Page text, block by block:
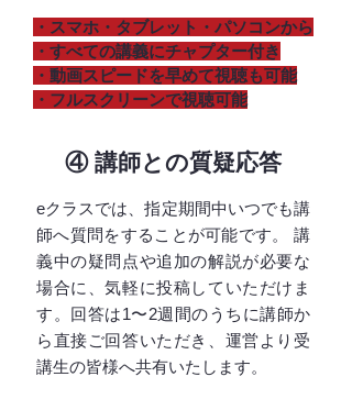
・スマホ・タブレット・パソコンから
・すべての講義にチャプター付き
・動画スピードを早めて視聴も可能
・フルスクリーンで視聴可能
④ 講師との質疑応答
eクラスでは、指定期間中いつでも講
師へ質問をすることが可能です。 講
義中の疑問点や追加の解説が必要な
場合に、気軽に投稿していただけま
す。回答は1〜2週間のうちに講師か
ら直接ご回答いただき、運営より受
講生の皆様へ共有いたします。